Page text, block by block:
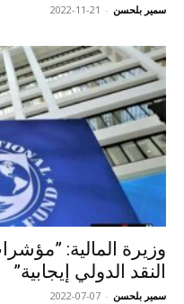
سمير بلحسن -
2022-11-21
وزيرة المالية:
النقد الدولي إيجابية”
سمير بلحسن -
2022-07-07